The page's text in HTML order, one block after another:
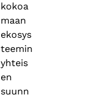
kokoa
maan
ekosys
teemin
yhteis
en
suunn